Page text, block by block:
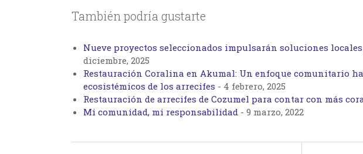
También podría gustarte
Nueve proyectos seleccionados impulsarán soluciones
diciembre, 2025
Restauración Coralina en Akumal: Un enfoque comunitario
ecosistémicos de los arrecifes - 4 febrero, 2025
Restauración de arrecifes de Cozumel para contar con más
Mi comunidad, mi responsabilidad - 9 marzo, 2022